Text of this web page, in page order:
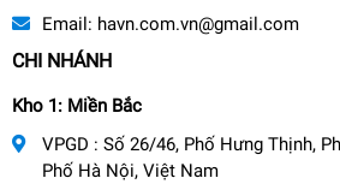
Email: havn.com.vn@gmail.com
CHI NHÁNH
Kho 1: Miền Bắc
VPGD : Số 26/46, Phố Hưng Thịnh,
Phố Hà Nội, Việt Nam